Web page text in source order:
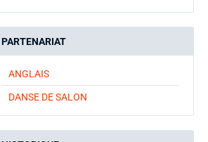
PARTENARIAT
ANGLAIS
DANSE DE SALON